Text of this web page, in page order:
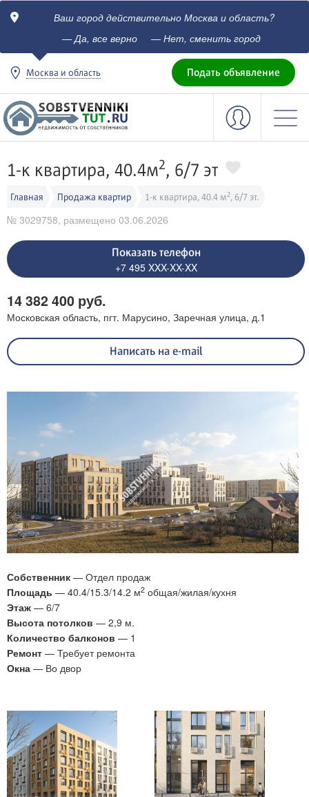
c
Ваш город действительно Москва и область?
— Да, все верно
— Нет, сменить город
Москва и область Подать объявление
1-к квартира, 40.4м2, 6/7 эт
Главная Продажа квартир 1-к квартира, 40.4 м2, 6/7 эт.
№ 3029758, размещено 03.06.2026
Показать телефон
+7 495 XXX-XX-XX
14 382 400 руб.
Московская область, пгт. Марусино, Заречная улица, д.1
Написать на e-mail
Собственник — Отдел продаж
Площадь — 40.4/15.3/14.2 м2 общая/жилая/кухня
Этаж — 6/7
Высота потолков — 2,9 м.
Количество балконов — 1
Ремонт — Требует ремонта
Окна — Во двор